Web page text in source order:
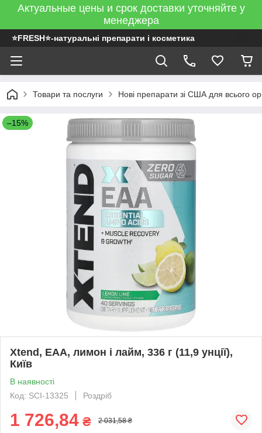
Актуальные цены и срок доставки уточняйте у
менеджера
⭐FRESH⭐-натуральні препарати і косметика
Товари та послуги Нові препарати зі США для всього
–15%
Xtend, EAA, лимон і лайм, 336 г (11,9 унції),
Київ
В наявності
Код: SCI-13325
Роздріб
1 726,84 ₴ 2 031,58 ₴